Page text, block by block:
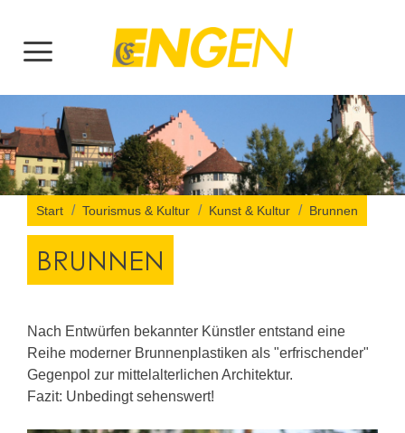
Start Tourismus & Kultur Kunst & Kultur Brunnen
BRUNNEN
Nach Entwürfen bekannter Künstler entstand eine
Reihe moderner Brunnenplastiken als "erfrischender"
Gegenpol zur mittelalterlichen Architektur.
Fazit: Unbedingt sehenswert!